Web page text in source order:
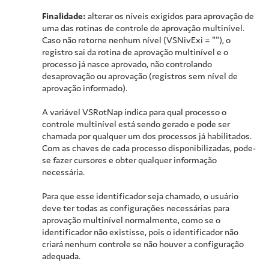
Finalidade: alterar os níveis exigidos para aprovação de
uma das rotinas de controle de aprovação multinível.
Caso não retorne nenhum nível (VSNivExi = ""), o
registro sai da rotina de aprovação multinível e o
processo já nasce aprovado, não controlando
desaprovação ou aprovação (registros sem nível de
aprovação informado).
A variável VSRotNap indica para qual processo o
controle multinível está sendo gerado e pode ser
chamada por qualquer um dos processos já habilitados.
Com as chaves de cada processo disponibilizadas, pode-
se fazer cursores e obter qualquer informação
necessária.
Para que esse identificador seja chamado, o usuário
deve ter todas as configurações necessárias para
aprovação multinível normalmente, como se o
identificador não existisse, pois o identificador não
criará nenhum controle se não houver a configuração
adequada.